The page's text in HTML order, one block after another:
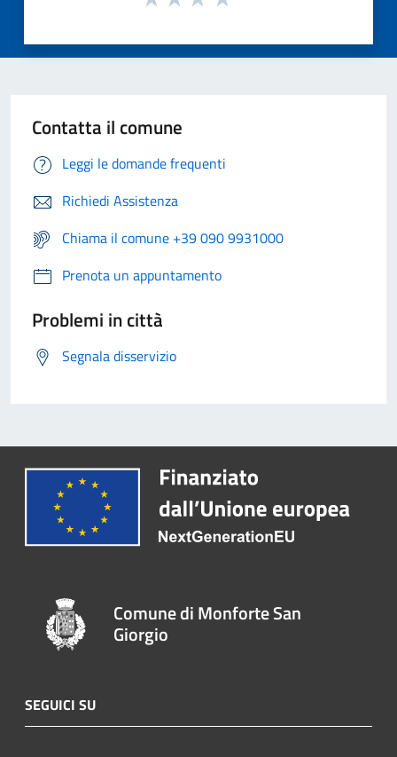
Contatta il comune
Leggi le domande frequenti
Richiedi Assistenza
Chiama il comune +39 090 9931000
Prenota un appuntamento
Problemi in città
Segnala disservizio
Comune di Monforte San
Giorgio
SEGUICI SU